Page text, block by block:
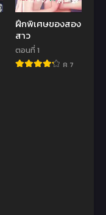
ฝึกพิเศษของสอง
สาว
ตอนที่ 1
8.7